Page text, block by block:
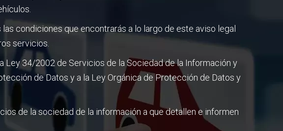
condiciones que encontrarás a lo largo de este aviso legal
servicios.
Ley 34/2002 de Servicios de la Sociedad de la Información y
de Datos y a la Ley Orgánica de Protección de Datos y
de la sociedad de la información a que detallen e informen